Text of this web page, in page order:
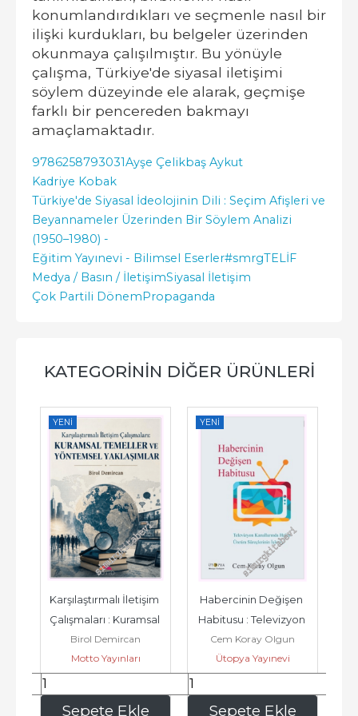
konumlandırdıkları ve seçmenle nasıl bir
ilişki kurdukları, bu belgeler üzerinden
okunmaya çalışılmıştır. Bu yönüyle
çalışma, Türkiye'de siyasal iletişimi
söylem düzeyinde ele alarak, geçmişe
farklı bir pencereden bakmayı
amaçlamaktadır.
9786258793031Ayşe Çelikbaş Aykut
Kadriye Kobak
Türkiye'de Siyasal İdeolojinin Dili : Seçim Afişleri ve
Beyannameler Üzerinden Bir Söylem Analizi
(1950–1980) -
Eğitim Yayınevi - Bilimsel Eserler#smrgTELİF
Medya / Basın / İletişimSiyasal İletişim
Çok Partili DönemPropaganda
KATEGORININ DIĞER ÜRÜNLERI
YENI
Sepete Ekle
Karşılaştırmalı İletişim
Çalışmaları : Kuramsal
Temeller ve
Yöntemsel...
Birol Demircan
Motto Yayınları
196,00
YENI
Sepete Ekle
Habercinin Değişen
Habitusu : Televizyon
Kanallarında Haber
Üretim...
Cem Koray Olgun
Ütopya Yayınevi
192,00